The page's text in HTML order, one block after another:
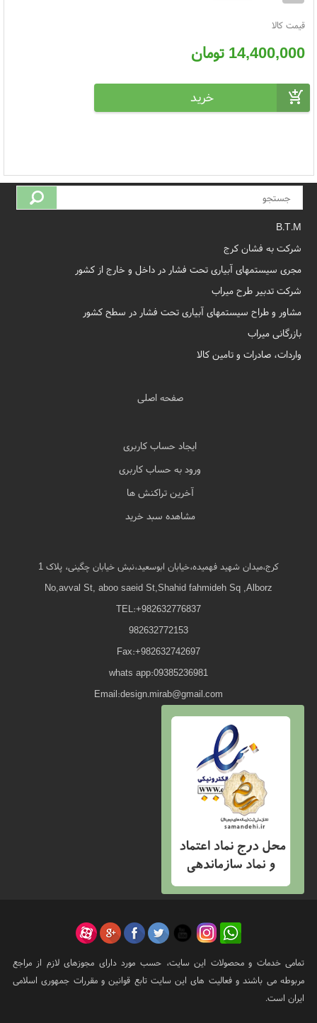
قیمت کالا
14,400,000 تومان
B.T.M
شرکت به فشان کرج
مجری سیستمهای آبیاری تحت فشار در داخل و خارج از کشور
شرکت تدبیر طرح میراب
مشاور و طراح سیستمهای آبیاری تحت فشار در سطح کشور
بازرگانی میراب
واردات، صادرات و تامین کالا
صفحه اصلی
ایجاد حساب کاربری
ورود به حساب کاربری
آخرین تراکنش ها
مشاهده سبد خرید
کرج،میدان شهید فهمیده،خیابان ابوسعید،نبش خیابان چگینی، پلاک 1
No,avval St, aboo saeid St,Shahid fahmideh Sq ,Alborz
TEL:+982632776837
982632772153
Fax:+982632742697
whats app:09385236981
Email:design.mirab@gmail.com
تمامی خدمات و محصولات این سایت، حسب مورد دارای مجوزهای لازم از مراجع
مربوطه می باشند و فعالیت های این سایت تابع قوانین و مقررات جمهوری اسلامی
ایران است.